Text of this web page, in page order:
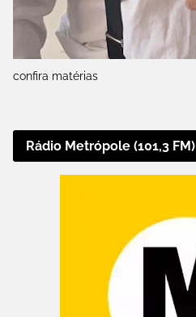
confira matérias
Rádio Metrópole (101,3 FM)